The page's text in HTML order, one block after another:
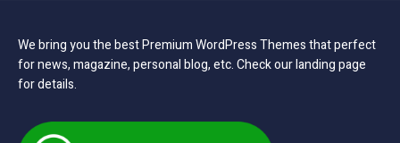
We bring you the best Premium WordPress Themes that perfect
for news, magazine, personal blog, etc. Check our landing page
for details.